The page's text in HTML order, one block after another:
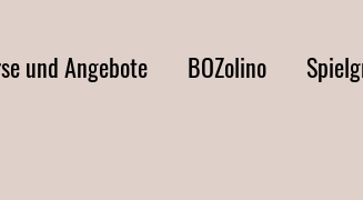
und Angebote BOZolino